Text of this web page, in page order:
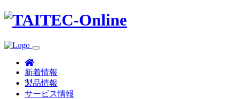
新着情報
製品情報
サービス情報